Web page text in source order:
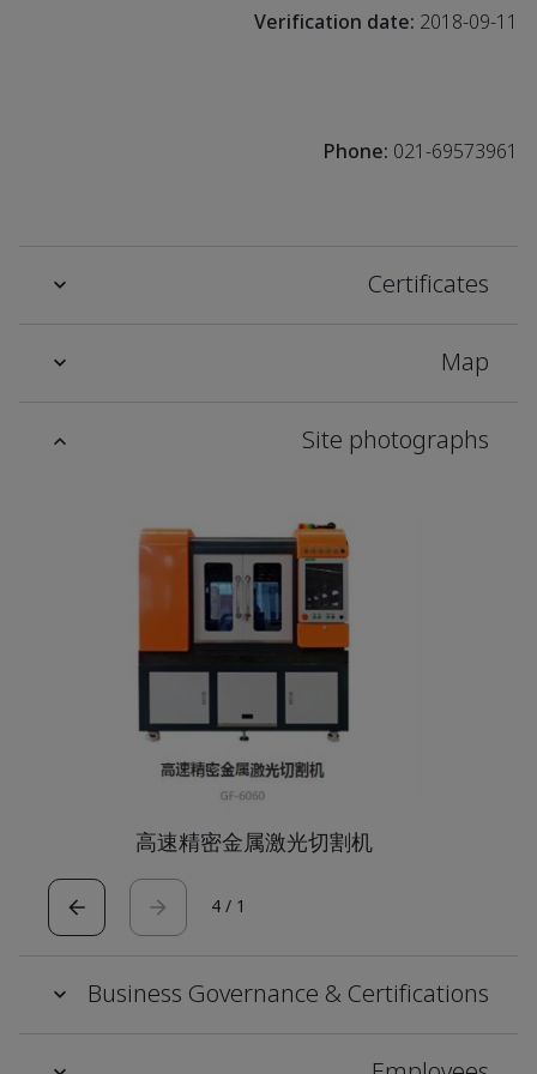
Verification date:2018-09-11
Phone:021-69573961
Certificates
Map
Site photographs
高速精密金属激光切割机
1
/
4
Business Governance & Certifications